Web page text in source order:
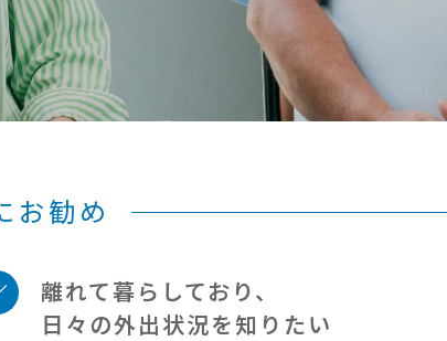
お勧め
離れて暮らしており、
日々の外出状況を知りたい